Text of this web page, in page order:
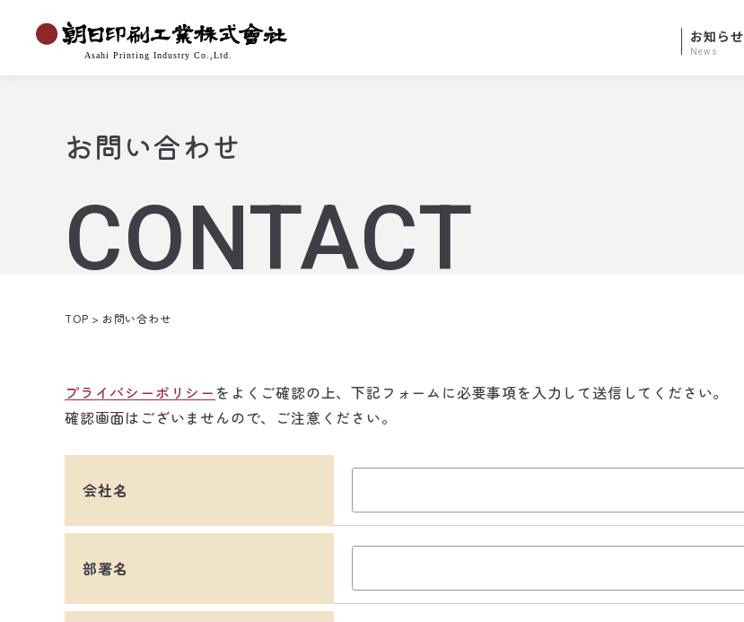
お知らせ
News
お問い合わせ
CONTACT
TOP > お問い合わせ
プライバシーポリシー をよくご確認の上、下記フォームに必要事項を入力して送信してください。
確認画面はございませんので、ご注意ください。
会社名
部署名